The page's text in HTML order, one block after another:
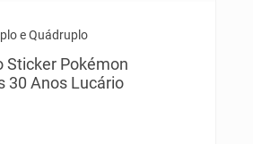
e Quádruplo
Sticker Pokémon
30 Anos Lucário